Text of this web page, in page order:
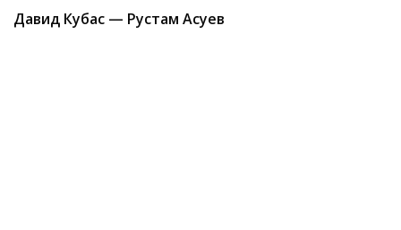
Давид Кубас — Рустам Асуев